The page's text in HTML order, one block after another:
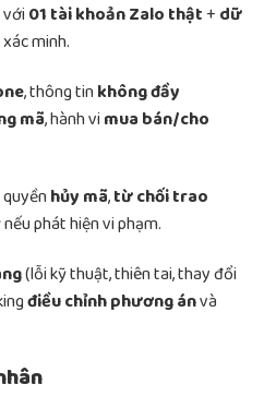
01 tài khoản Zalo thật+ dữ
minh.
, thông tinkhông đầy
mã, hành vi mua bán/cho
hủy mã,từ chối trao
nếu phát hiện vi phạm.
(lỗi kỹ thuật, thiên tai, thay đổi
điều chỉnh phương ánvà